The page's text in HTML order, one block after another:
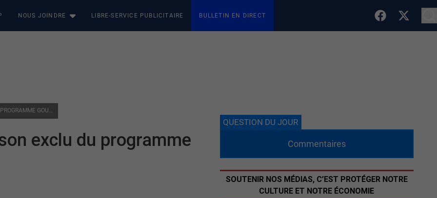
NOUS JOINDRE LIBRE-SERVICE PUBLICITAIRE BULLETIN EN DIRECT
VOLS ABORDABLES : AIR LIAISON EXCLU DU PROGRAMME GOUVERNEMENTAL
exclu du programme
QUESTION DU JOUR
Commentaires
SOUTENIR NOS MÉDIAS, C’EST PROTÉGER NOTRE
CULTURE ET NOTRE ÉCONOMIE